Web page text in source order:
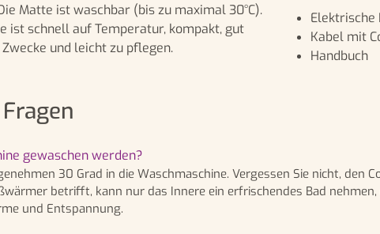
Matte ist waschbar (bis zu maximal 30°C).
ist schnell auf Temperatur, kompakt, gut
und leicht zu pflegen.
Elektrische
Kabel mit
Handbuch
gewaschen werden?
30 Grad in die Waschmaschine. Vergessen Sie nicht,
betrifft, kann nur das Innere ein erfrischendes Bad
und Entspannung.